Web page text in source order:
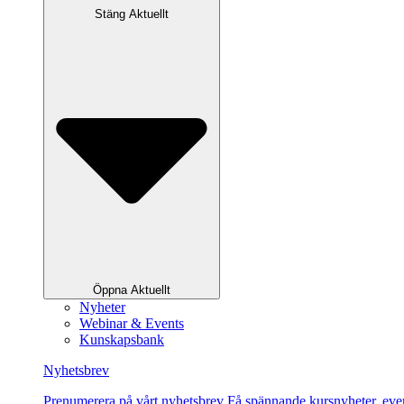
Stäng Aktuellt
Öppna Aktuellt
Nyheter
Webinar & Events
Kunskapsbank
Nyhetsbrev
Pre­nu­me­re­ra på vårt ny­hets­brev Få spännande kursnyheter,